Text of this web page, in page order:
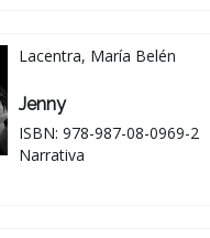
Lacentra, María Belén
Jenny
ISBN: 978-987-08-0969-2
Narrativa